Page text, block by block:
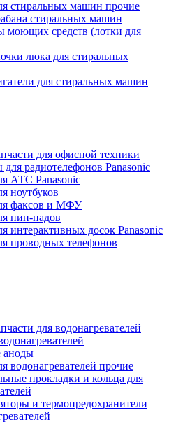
стиральных машин прочие
стиральных машин
моющих средств (лотки для
люка для стиральных
для стиральных машин
для офисной техники
для радиотелефонов Panasonic
АТС Panasonic
ноутбуков
факсов и МФУ
пин-падов
интерактивных досок Panasonic
проводных телефонов
для водонагревателей
аноды
водонагревателей прочие
прокладки и кольца для
и термопредохранители